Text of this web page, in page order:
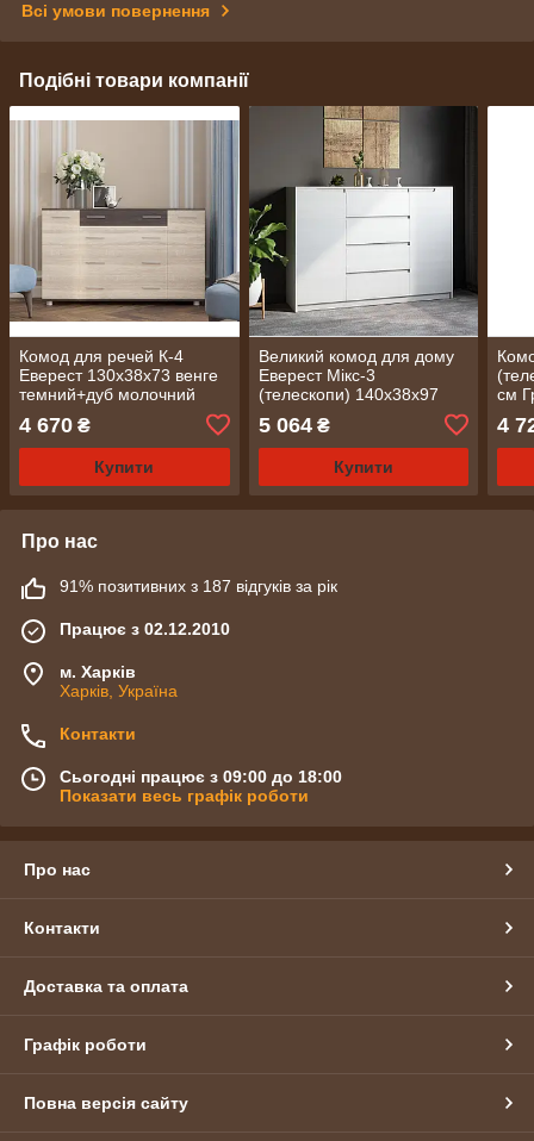
Всі умови повернення
Подібні товари компанії
Комод для речей К-4
Еверест 130х38х73 венге
темний+дуб молочний
(DTM-2028)
4 670 ₴
Купити
Великий комод для дому
Еверест Мікс-3
(телескопи) 140х38х97
(DTM-2467)
5 064₴
Купити
см
4
Про нас
91% позитивних з 187 відгуків за рік
Працює з 02.12.2010
м. Харків
Харків, Україна
Контакти
Сьогодні працює з 09:00 до 18:00
Показати весь графік роботи
Про нас
Контакти
Доставка та оплата
Графік роботи
Повна версія сайту